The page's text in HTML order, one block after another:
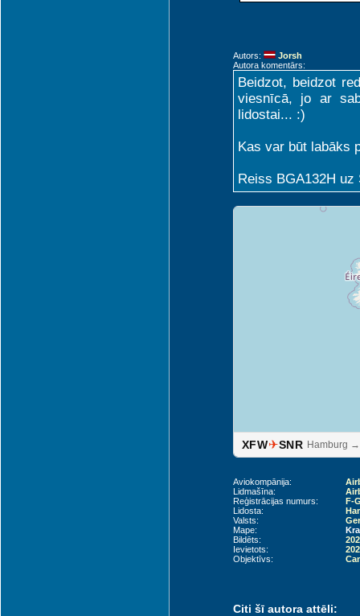
Autors:
Jorsh
Autora komentārs:
Beidzot, beidzot
viesnīcā, jo ar
lidostai... :)
Kas var būt labāks
Reiss BGA132H
XFW✈SNR Hamburg
Aviokompānija:
Lidmašīna:
Reģistrācijas numurs:
F-
Lidosta:
Valsts:
Mape:
Bildēts:
Ievietots:
Objektīvs:
Citi šī autora attēli: